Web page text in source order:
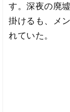
す。深夜の廃
掛けるも、メ
れていた。